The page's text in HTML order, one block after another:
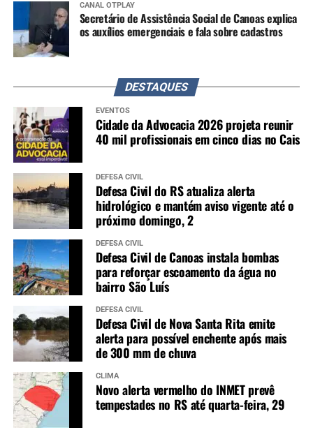
CANAL OTPLAY
Secretário de Assistência Social de Canoas explica
os auxílios emergenciais e fala sobre cadastros
DESTAQUES
EVENTOS
Cidade da Advocacia 2026 projeta reunir
40 mil profissionais em cinco dias no Cais
DEFESA CIVIL
Defesa Civil do RS atualiza alerta
hidrológico e mantém aviso vigente até o
próximo domingo, 2
DEFESA CIVIL
Defesa Civil de Canoas instala bombas
para reforçar escoamento da água no
bairro São Luís
DEFESA CIVIL
Defesa Civil de Nova Santa Rita emite
alerta para possível enchente após mais
de 300 mm de chuva
CLIMA
Novo alerta vermelho do INMET prevê
tempestades no RS até quarta-feira, 29